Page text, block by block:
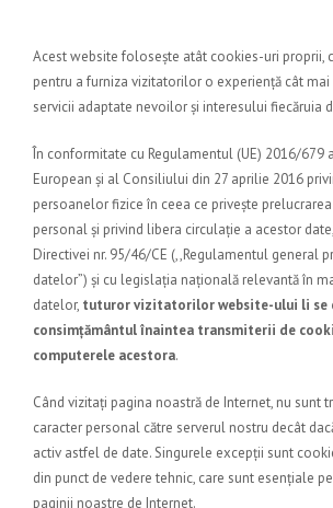
Acest website folosește atât cookies-uri proprii,
pentru a furniza vizitatorilor o experiență cât mai
servicii adaptate nevoilor și interesului fiecăruia
În conformitate cu Regulamentul (UE) 2016/679
European și al Consiliului din 27 aprilie 2016
persoanelor fizice în ceea ce privește
personal și privind libera circulație a acestor
Directivei nr. 95/46/CE (,,Regulamentul general
datelor”) și cu legislația națională relevantă în
datelor, tuturor vizitatorilor website-ului li se
consimțământul înaintea transmiterii de
computerele acestora.
Când vizitați pagina noastră de Internet, nu sunt
caracter personal către serverul nostru decât
activ astfel de date. Singurele excepții sunt
din punct de vedere tehnic, care sunt esențiale
paginii noastre de Internet.